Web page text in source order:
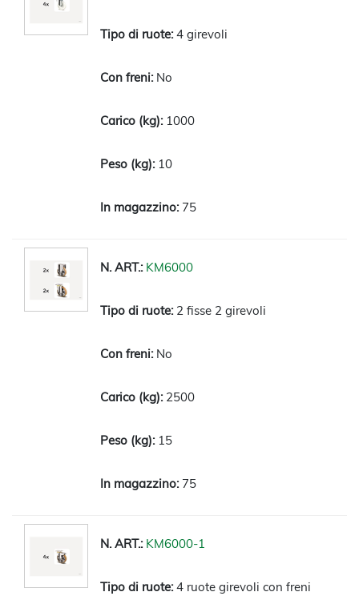
4 girevoli
No
1000
10
75
KM6000
2 fisse 2 girevoli
No
2500
15
75
KM6000-1
4 ruote girevoli con freni